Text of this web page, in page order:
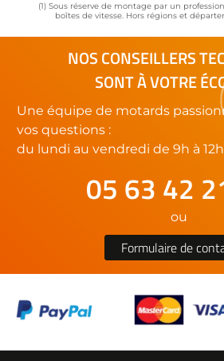
(1) Sous réserve de montage par un
boîtes de vitesse. Hors régions et
NOS CONSEILLERS
SONT À VOTRE
Une équipe de motards
vos questions :
du lundi au vendredi de 9h à 12h
05 63 42
ou
Formulaire de